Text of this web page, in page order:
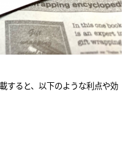
すると、以下のような利点や効